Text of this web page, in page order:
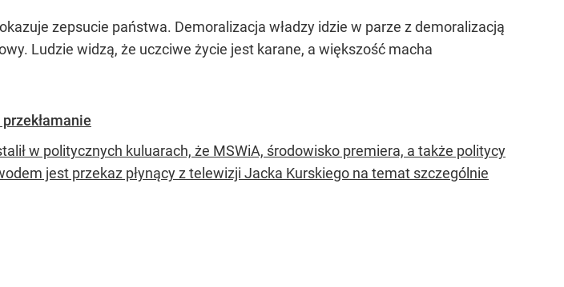
zepsucie państwa. Demoralizacja władzy idzie w parze z demoralizacją
Ludzie widzą, że uczciwe życie jest karane, a większość macha
w politycznych kuluarach, że MSWiA, środowisko premiera, a także politycy
jest przekaz płynący z telewizji Jacka Kurskiego na temat szczególnie